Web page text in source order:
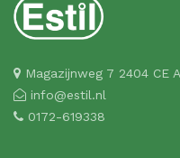
Magazijnweg 7 2404 CE
info@estil.nl
0172-619338